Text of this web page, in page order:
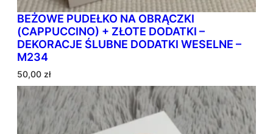
BEŻOWE PUDEŁKO NA OBRĄCZKI
(CAPPUCCINO) + ZŁOTE DODATKI –
DEKORACJE ŚLUBNE DODATKI WESELNE –
M234
50,00 zł